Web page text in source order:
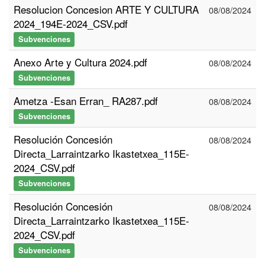
Resolucion Concesion ARTE Y CULTURA
2024_194E-2024_CSV.pdf
Subvenciones
08/08/2024
Anexo Arte y Cultura 2024.pdf
Subvenciones
08/08/2024
Ametza -Esan Erran_ RA287.pdf
Subvenciones
08/08/2024
Resolución Concesión
Directa_Larraintzarko Ikastetxea_115E-
2024_CSV.pdf
Subvenciones
08/08/2024
Resolución Concesión
Directa_Larraintzarko Ikastetxea_115E-
2024_CSV.pdf
Subvenciones
08/08/2024